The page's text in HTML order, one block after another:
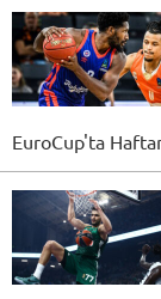
EuroCup'ta